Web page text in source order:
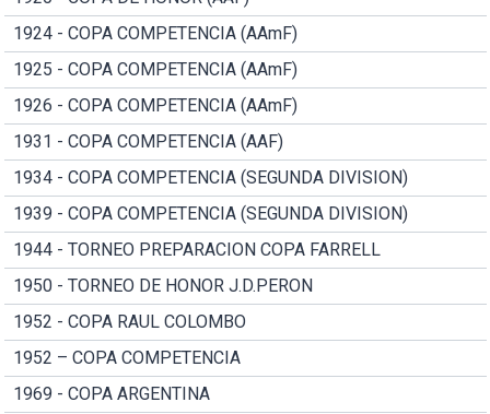
1924 - COPA COMPETENCIA (AAmF)
1925 - COPA COMPETENCIA (AAmF)
1926 - COPA COMPETENCIA (AAmF)
1931 - COPA COMPETENCIA (AAF)
1934 - COPA COMPETENCIA (SEGUNDA DIVISION)
1939 - COPA COMPETENCIA (SEGUNDA DIVISION)
1944 - TORNEO PREPARACION COPA FARRELL
1950 - TORNEO DE HONOR J.D.PERON
1952 - COPA RAUL COLOMBO
1952 – COPA COMPETENCIA
1969 - COPA ARGENTINA